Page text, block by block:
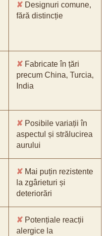
✘ Designuri comune,
fără distincție
✘ Fabricate în țări
precum China, Turcia,
India
✘ Posibile variații în
aspectul și strălucirea
aurului
✘ Mai puțin rezistente
la zgârieturi și
deteriorări
✘ Potențiale reacții
alergice la